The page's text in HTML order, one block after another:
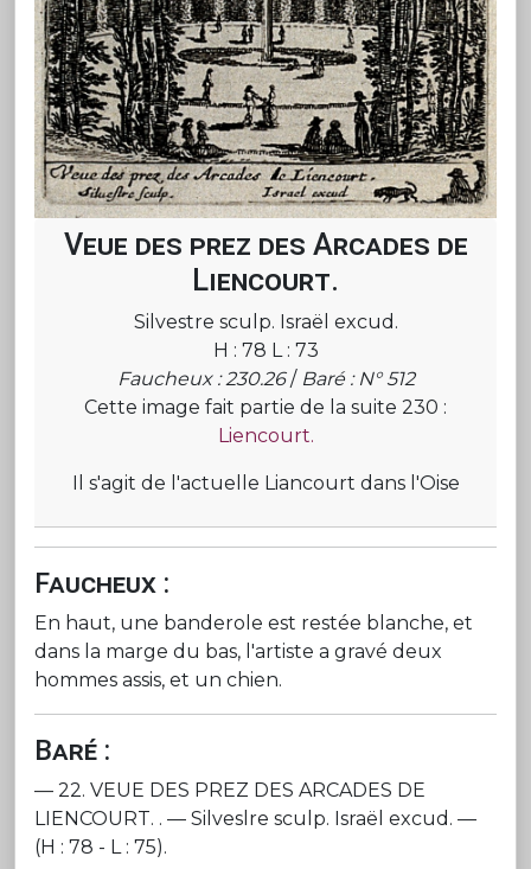
Veue des prez des Arcades de
Liencourt.
Silvestre sculp. Israël excud.
H : 78 L : 73
Faucheux : 230.26/ Baré : N° 512
Cette image fait partie de la suite 230 :
Liencourt.
Il s'agit de l'actuelle Liancourt dans l'Oise
Faucheux :
En haut, une banderole est restée blanche, et
dans la marge du bas, l'artiste a gravé deux
hommes assis, et un chien.
Baré :
— 22. VEUE DES PREZ DES ARCADES DE
LIENCOURT. . — Silveslre sculp. Israël excud. —
(H : 78 - L : 75).